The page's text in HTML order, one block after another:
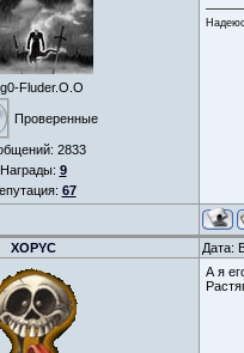
Fluder.O.O
Проверенные
2833
Награды: 9
67
XOPYC Дата:
А я